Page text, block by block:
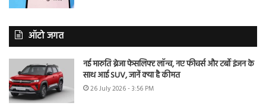
ऑटो जगत
नई मारुति ब्रेजा फेसलिफ्ट लॉन्च, नए फीचर्स और टर्बो इंजन के
साथ आई SUV, जानें क्या है कीमत
26 July 2026 - 3:56 PM